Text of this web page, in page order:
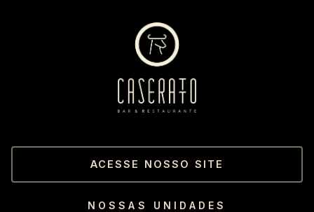
ACESSE NOSSO SITE
NOSSAS UNIDADES